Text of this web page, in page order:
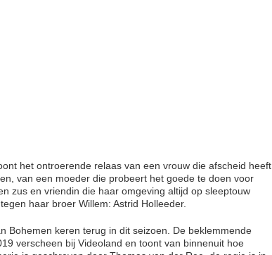
het ontroerende relaas van een vrouw die afscheid heeft
van een moeder die probeert het goede te doen voor
zus en vriendin die haar omgeving altijd op sleeptouw
haar broer Willem: Astrid Holleeder.
Bohemen keren terug in dit seizoen. De beklemmende
verscheen bij Videoland en toont van binnenuit hoe